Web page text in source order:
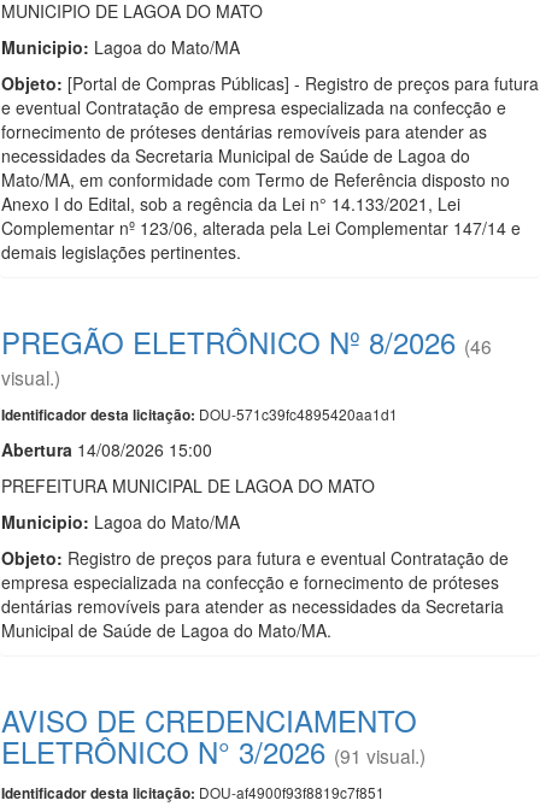
MUNICIPIO DE LAGOA DO MATO
Municipio: Lagoa do Mato/MA
Objeto: [Portal de Compras Públicas] - Registro de preços para futura
e eventual Contratação de empresa especializada na confecção e
fornecimento de próteses dentárias removíveis para atender as
necessidades da Secretaria Municipal de Saúde de Lagoa do
Mato/MA, em conformidade com Termo de Referência disposto no
Anexo I do Edital, sob a regência da Lei n° 14.133/2021, Lei
Complementar nº 123/06, alterada pela Lei Complementar 147/14 e
demais legislações pertinentes.
PREGÃO ELETRÔNICO Nº 8/2026 (46
visual.)
Identificador desta licitação: DOU-571c39fc4895420aa1d1
Abertura 14/08/2026 15:00
PREFEITURA MUNICIPAL DE LAGOA DO MATO
Municipio: Lagoa do Mato/MA
Objeto: Registro de preços para futura e eventual Contratação de
empresa especializada na confecção e fornecimento de próteses
dentárias removíveis para atender as necessidades da Secretaria
Municipal de Saúde de Lagoa do Mato/MA.
AVISO DE CREDENCIAMENTO
ELETRÔNICO N° 3/2026 (91 visual.)
Identificador desta licitação: DOU-af4900f93f8819c7f851